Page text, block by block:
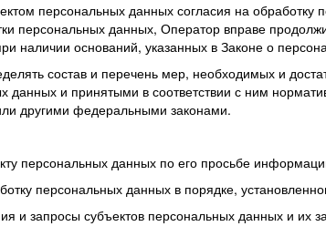
персональных данных согласия на
персональных данных, Оператор вправе
наличии оснований, указанных в Законе о
состав и перечень мер, необходимых и
данных и принятыми в соответствии с ним
другими федеральными законами.
персональных данных по его просьбе
персональных данных в порядке,
и запросы субъектов персональных данных и их